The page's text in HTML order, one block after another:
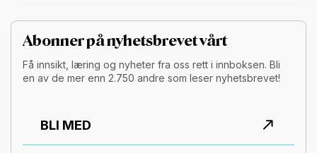
Abonner på nyhetsbrevet vårt
Få innsikt, læring og nyheter fra oss rett i innboksen. Bli
en av de mer enn 2.750 andre som leser nyhetsbrevet!
BLI MED